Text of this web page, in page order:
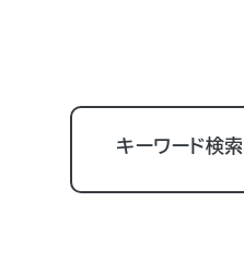
キーワード検索